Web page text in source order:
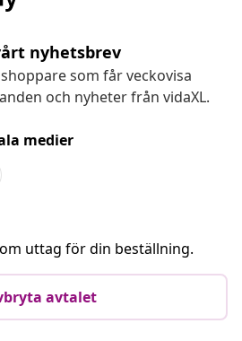
nyhetsbrev
som får veckovisa
och nyheter från vidaXL.
medier
uttag för din beställning.
avtalet